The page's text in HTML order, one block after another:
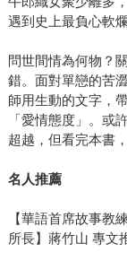
人生。每位古潮人
是揪心又痛苦的
事。書寫的過程
機會再把心底喜
他們成為我們生
到許多借鏡和思考
潮人，他們各有
新課綱羅列19大議
遇到史上最負心軟
問世間情為何物？
錯。面對單戀的苦
師用生動的文字，
「愛情態度」。或
超越，但看完本書
名人推薦
【華語首席故事教
所長】蔣竹山 專文